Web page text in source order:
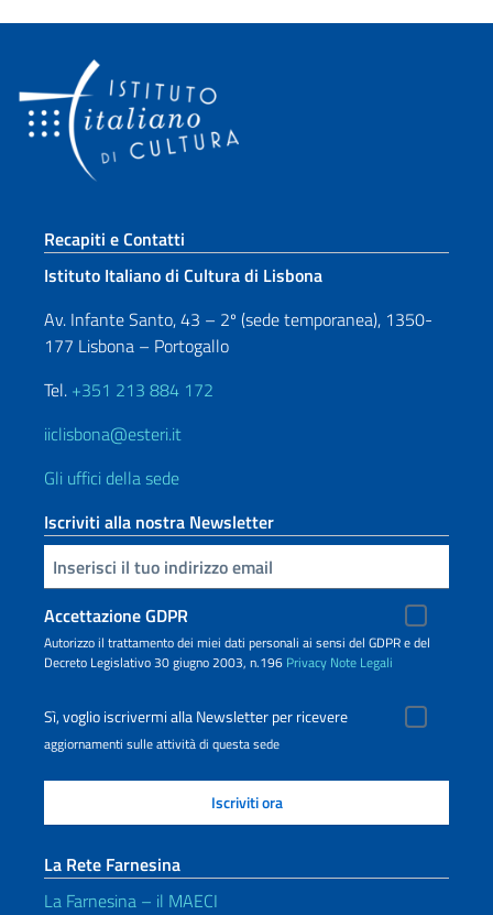
Sezione footer
Recapiti e Contatti
Istituto Italiano di Cultura di Lisbona
Av. Infante Santo, 43 – 2º (sede temporanea), 1350-
177 Lisbona – Portogallo
Tel. +351 213 884 172
iiclisbona@esteri.it
Gli uffici della sede
Iscriviti alla nostra Newsletter
Inserisci la tua email
Accettazione GDPR
Autorizzo il trattamento dei miei dati personali ai sensi del GDPR e del
Decreto Legislativo 30 giugno 2003, n.196 Privacy Note Legali
Sì, voglio iscrivermi alla Newsletter per ricevere
aggiornamenti sulle attività di questa sede
La Rete Farnesina
La Farnesina – il MAECI